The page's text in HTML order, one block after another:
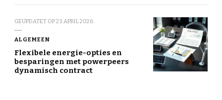
GEÜPDATET OP23 APRIL 2026
ALGEMEEN
Flexibele energie-opties en
besparingen met powerpeers
dynamisch contract